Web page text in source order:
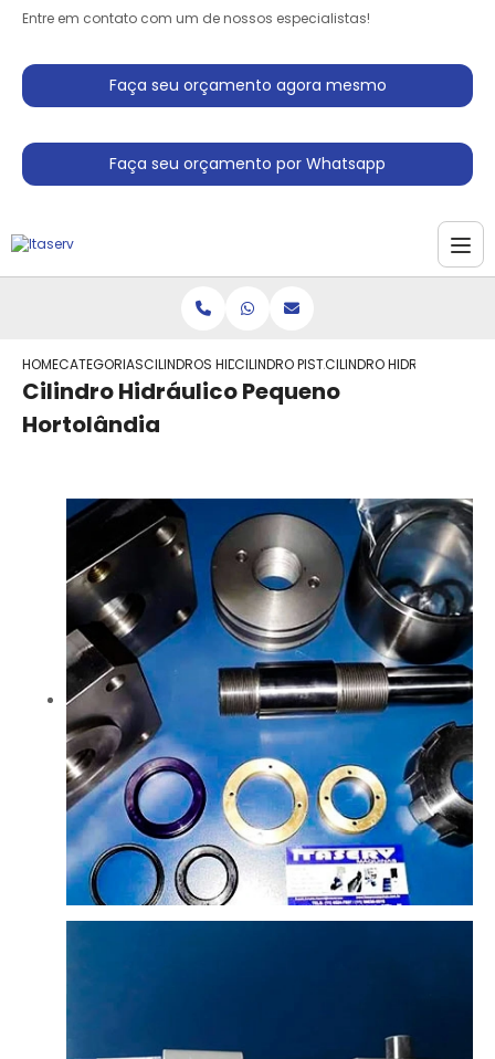
Entre em contato com um de nossos especialistas!
Faça seu orçamento agora mesmo
Faça seu orçamento por Whatsapp
HOMECATEGORIASCILINDROS HIDRAULICOCILINDRO PISTAO HIDRAULICO
CILINDRO HIDRAULICO
Cilindro Hidráulico Pequeno
Hortolândia